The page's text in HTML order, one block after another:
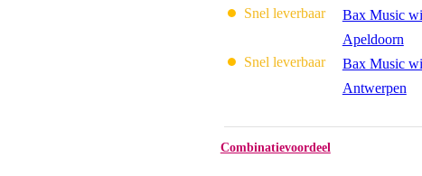
Snel leverbaar
Bax Music
Apeldoorn
Snel leverbaar
Bax Music
Antwerpen
Combinatievoordeel